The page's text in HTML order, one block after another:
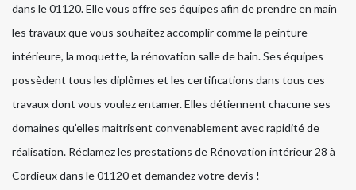
dans le 01120. Elle vous offre ses équipes afin de prendre en main
les travaux que vous souhaitez accomplir comme la peinture
intérieure, la moquette, la rénovation salle de bain. Ses équipes
possèdent tous les diplômes et les certifications dans tous ces
travaux dont vous voulez entamer. Elles détiennent chacune ses
domaines qu’elles maitrisent convenablement avec rapidité de
réalisation. Réclamez les prestations de Rénovation intérieur 28 à
Cordieux dans le 01120 et demandez votre devis !